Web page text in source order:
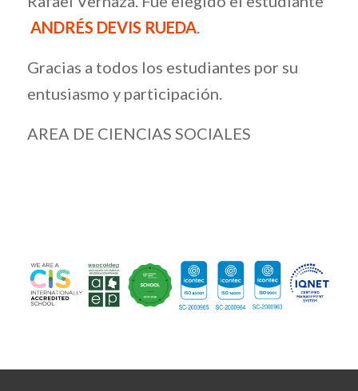
ANDRÉS DEVIS RUEDA.
Gracias a todos los estudiantes por su
entusiasmo y participación.
AREA DE CIENCIAS SOCIALES